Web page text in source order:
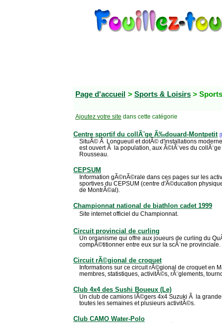
Page d'accueil > Sports & Loisirs >
Ajoutez votre site dans cette catégorie
Centre sportif du collÃ¨ge Ã‰douard-Montpetit
SituÃ© Ã Longueuil et dotÃ© d'installations
est ouvert Ã la population, aux Ã©lÃ¨ves du
Rousseau.
CEPSUM
Information gÃ©nÃ©rale dans ces pages sur les
sportives du CEPSUM (centre d'Ã©ducation
de MontrÃ©al).
Championnat national de biathlon cadet 1999
Site internet officiel du Championnat.
Circuit provincial de curling
Un organisme qui offre aux joueurs de curling du
compÃ©titionner entre eux sur la scÃ¨ne provinciale.
Circuit rÃ©gional de croquet
Informations sur ce circuit rÃ©gional de croquet en
membres, statistiques, activitÃ©s, rÃ¨glements,
Club 4x4 des Sushi Boueux (Le)
Un club de camions lÃ©gers 4x4 Suzuki Ã la
toutes les semaines et plusieurs activitÃ©s.
Club CAMO Water-Polo